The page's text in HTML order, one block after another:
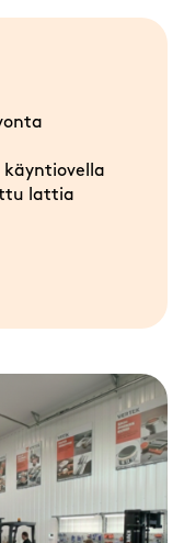
käyntiovella
lattia